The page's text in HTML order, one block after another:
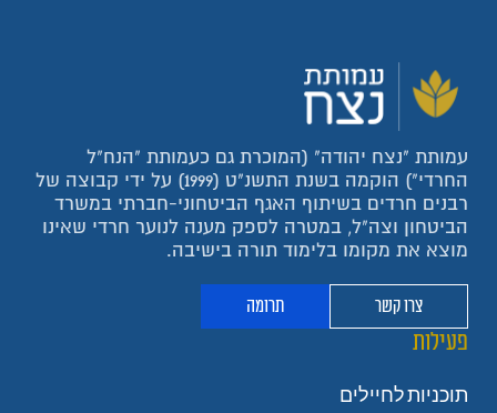
עמותת "נצח יהודה" (המוכרת גם כעמותת "הנח"ל
החרדי") הוקמה בשנת התשנ"ט (1999) על ידי קבוצה של
רבנים חרדים בשיתוף האגף הביטחוני-חברתי במשרד
הביטחון וצה"ל, במטרה לספק מענה לנוער חרדי שאינו
מוצא את מקומו בלימוד תורה בישיבה.
צרו קשר תרומה
פעילות
תוכניות לחיילים